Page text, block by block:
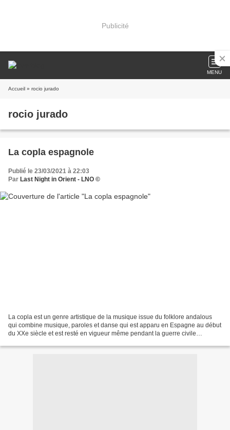
Publicité
MENU
Accueil » rocio jurado
rocio jurado
La copla espagnole
Publié le 23/03/2021 à 22:03
Par Last Night in Orient - LNO ©
La copla est un genre artistique de la musique issue du folklore andalous
qui combine musique, paroles et danse qui est apparu en Espagne au début
du XXe siècle et est resté en vigueur même pendant la guerre civile